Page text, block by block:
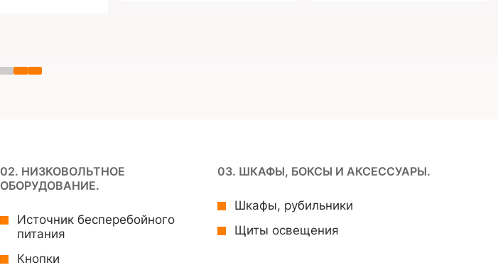
02. НИЗКОВОЛЬТНОЕ
ОБОРУДОВАНИЕ.
Источник бесперебойного
питания
Кнопки
03. ШКАФЫ, БОКСЫ И АКСЕССУАРЫ.
Шкафы, рубильники
Щиты освещения